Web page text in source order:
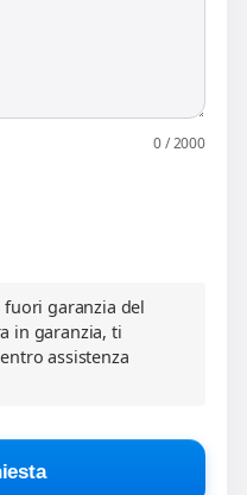
0 / 2000
fuori garanzia del
in garanzia, ti
assistenza